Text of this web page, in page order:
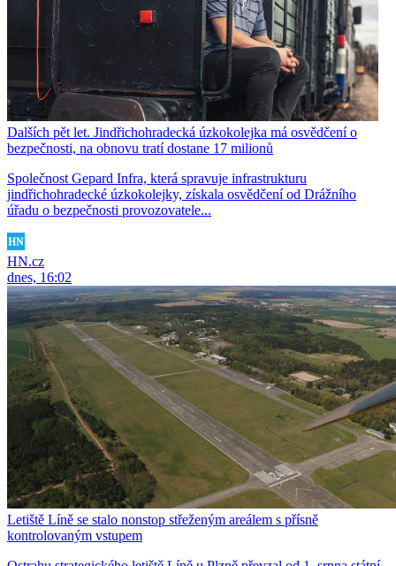
Dalších pět let. Jindřichohradecká úzkokolejka má osvědčení o
bezpečnosti, na obnovu tratí dostane 17 milionů
Společnost Gepard Infra, která spravuje infrastrukturu
jindřichohradecké úzkokolejky, získala osvědčení od Drážního
úřadu o bezpečnosti provozovatele...
HN.cz
dnes, 16:02
Letiště Líně se stalo nonstop střeženým areálem s přísně
kontrolovaným vstupem